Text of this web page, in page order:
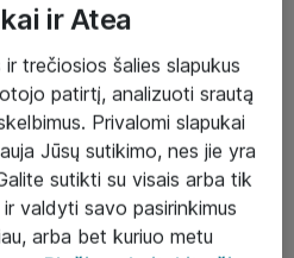
ir Atea
trečiosios šalies slapukus
patirtį, analizuoti srautą
Privalomi slapukai
Jūsų sutikimo, nes jie yra
sutikti su visais arba tik
valdyti savo pasirinkimus
arba bet kuriuo metu